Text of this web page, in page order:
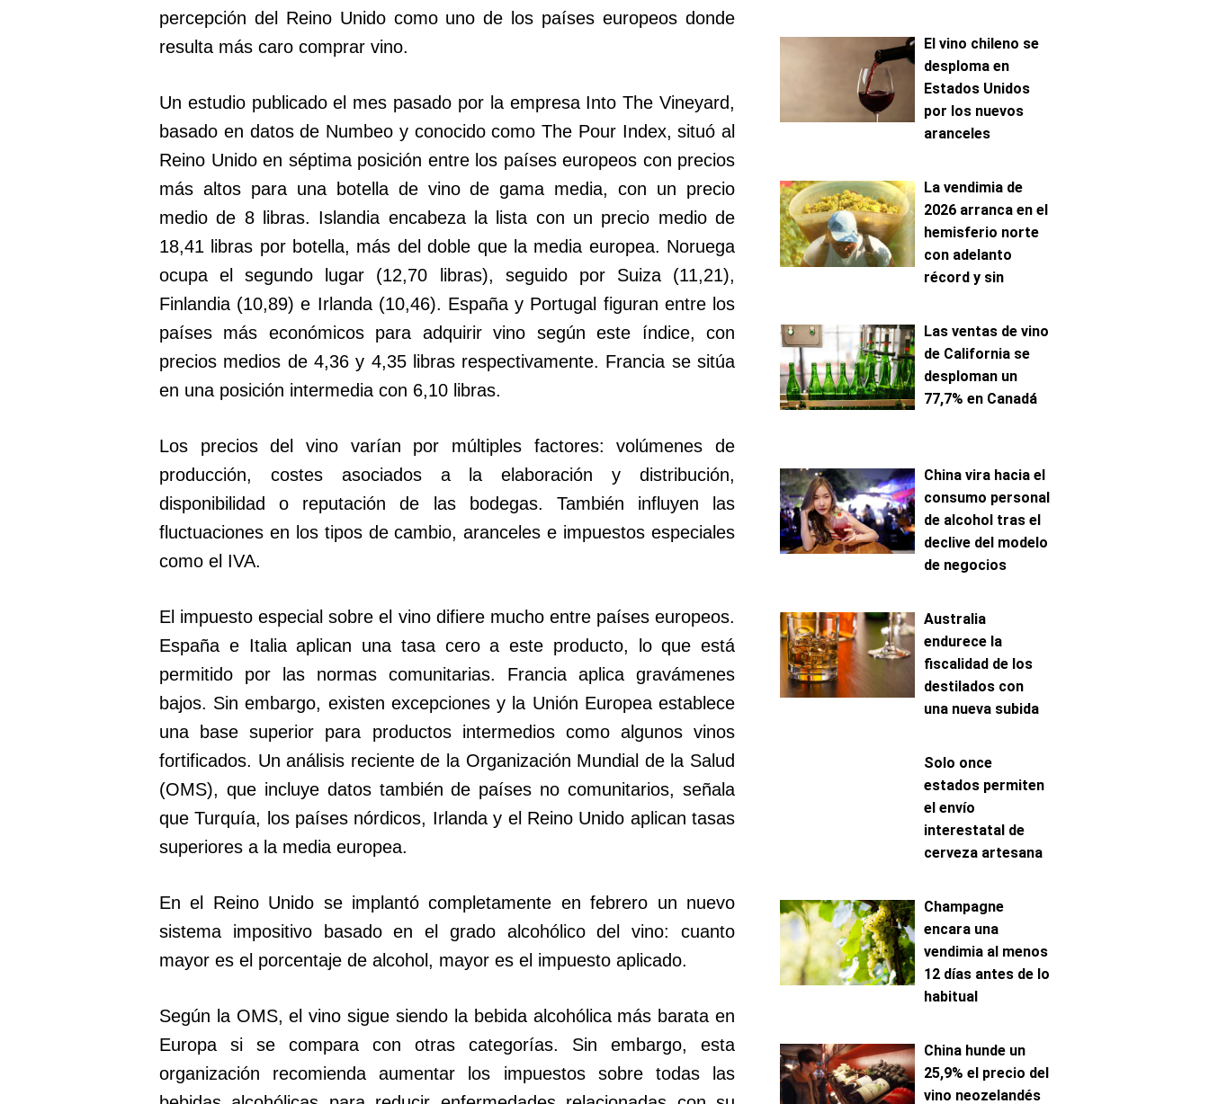
percepción del Reino Unido como uno de los países europeos donde
resulta más caro comprar vino.
Un estudio publicado el mes pasado por la empresa Into The Vineyard,
basado en datos de Numbeo y conocido como The Pour Index, situó al
Reino Unido en séptima posición entre los países europeos con precios
más altos para una botella de vino de gama media, con un precio
medio de 8 libras. Islandia encabeza la lista con un precio medio de
18,41 libras por botella, más del doble que la media europea. Noruega
ocupa el segundo lugar (12,70 libras), seguido por Suiza (11,21),
Finlandia (10,89) e Irlanda (10,46). España y Portugal figuran entre los
países más económicos para adquirir vino según este índice, con
precios medios de 4,36 y 4,35 libras respectivamente. Francia se sitúa
en una posición intermedia con 6,10 libras.
Los precios del vino varían por múltiples factores: volúmenes de
producción, costes asociados a la elaboración y distribución,
disponibilidad o reputación de las bodegas. También influyen las
fluctuaciones en los tipos de cambio, aranceles e impuestos especiales
como el IVA.
El impuesto especial sobre el vino difiere mucho entre países europeos.
España e Italia aplican una tasa cero a este producto, lo que está
permitido por las normas comunitarias. Francia aplica gravámenes
bajos. Sin embargo, existen excepciones y la Unión Europea establece
una base superior para productos intermedios como algunos vinos
fortificados. Un análisis reciente de la Organización Mundial de la Salud
(OMS), que incluye datos también de países no comunitarios, señala
que Turquía, los países nórdicos, Irlanda y el Reino Unido aplican tasas
superiores a la media europea.
En el Reino Unido se implantó completamente en febrero un nuevo
sistema impositivo basado en el grado alcohólico del vino: cuanto
mayor es el porcentaje de alcohol, mayor es el impuesto aplicado.
Según la OMS, el vino sigue siendo la bebida alcohólica más barata en
Europa si se compara con otras categorías. Sin embargo, esta
organización recomienda aumentar los impuestos sobre todas las
el 96%
El vino chileno se
desploma en
Estados Unidos
por los nuevos
aranceles
La vendimia de
2026 arranca en el
hemisferio norte
con adelanto
récord y sin
producción
Las ventas de vino
de California se
desploman un
77,7% en Canadá
China vira hacia el
consumo personal
de alcohol tras el
declive del modelo
de negocios
Australia
endurece la
fiscalidad de los
destilados con
una nueva subida
Solo once
estados permiten
el envío
interestatal de
cerveza artesana
Champagne
encara una
vendimia al menos
12 días antes de lo
habitual
China hunde un
25,9% el precio del
vino neozelandés